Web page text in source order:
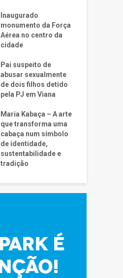
Inaugurado
monumento da Força
Aérea no centro da
cidade
Pai suspeito de
abusar sexualmente
de dois filhos detido
pela PJ em Viana
Maria Kabaça – A arte
que transforma uma
cabaça num símbolo
de identidade,
sustentabilidade e
tradição